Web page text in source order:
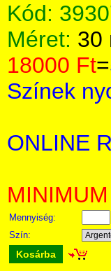
Kód:
Méret: 30
18000 Ft=
Színek
ONLINE
Mennyiség:
Szín:
Kosárba